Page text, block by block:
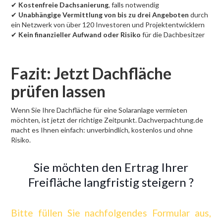
✔ Kostenfreie Dachsanierung, falls notwendig
✔ Unabhängige Vermittlung von bis zu drei Angeboten durch
ein Netzwerk von über 120 Investoren und Projektentwicklern
✔ Kein finanzieller Aufwand oder Risiko für die Dachbesitzer
Fazit: Jetzt Dachfläche
prüfen lassen
Wenn Sie Ihre Dachfläche für eine Solaranlage vermieten
möchten, ist jetzt der richtige Zeitpunkt. Dachverpachtung.de
macht es Ihnen einfach: unverbindlich, kostenlos und ohne
Risiko.
Sie möchten den Ertrag Ihrer
Freifläche langfristig steigern ?
Bitte füllen Sie nachfolgendes Formular aus,